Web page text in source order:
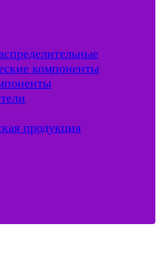
компоненты
продукция